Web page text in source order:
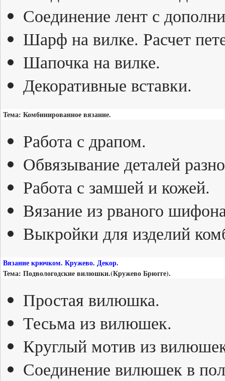
Соединение лент с
Шарф на вилке. Расчет
Шапочка на вилке.
Декоративные вставки.
Тема: Комбинированное вязание.
Работа с драпом.
Обвязывание деталей
Работа с замшей и кожей.
Вязание из рваного
Выкройки для изделий
Вязание крючком. Кружево. Декор.
Тема: Подвологодские вилюшки.(Кружево Брюгге).
Простая вилюшка.
Тесьма из вилюшек.
Круглый мотив из
Соединение вилюшек в